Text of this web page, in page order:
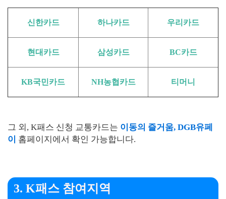
신한카드 하나카드 우리카드
현대카드 삼성카드 BC카드
KB국민카드 NH농협카드 티머니
그 외, K패스 신청 교통카드는 이동의 즐거움, DGB유페
이
홈페이지에서 확인 가능합니다.
3. K패스 참여지역